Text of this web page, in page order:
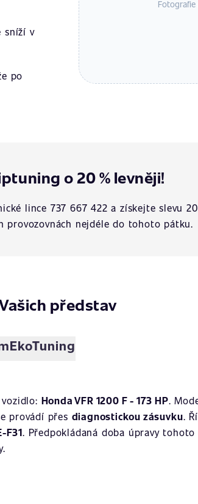
sníží v
po
o 20 % levněji!
lince 737 667 422 a získejte slevu 20
provozovnách nejdéle do tohoto pátku.
představ
EkoTuning
Honda VFR 1200 F - 173 HP.
provádí přes diagnostickou zásuvku.
F31. Předpokládaná doba úpravy